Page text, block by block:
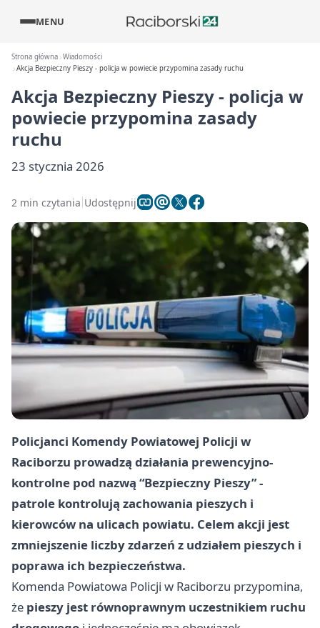
MENU
Strona główna Wiadomości
Akcja Bezpieczny Pieszy - policja w powiecie przypomina zasady ruchu
Akcja Bezpieczny Pieszy - policja w
powiecie przypomina zasady
ruchu
23 stycznia 2026
2 min czytania Udostępnij
Policjanci Komendy Powiatowej Policji w
Raciborzu prowadzą działania prewencyjno-
kontrolne pod nazwą “Bezpieczny Pieszy” -
patrole kontrolują zachowania pieszych i
kierowców na ulicach powiatu. Celem akcji jest
zmniejszenie liczby zdarzeń z udziałem pieszych i
poprawa ich bezpieczeństwa.
Komenda Powiatowa Policji w Raciborzu przypomina,
że pieszy jest równoprawnym uczestnikiem ruchu